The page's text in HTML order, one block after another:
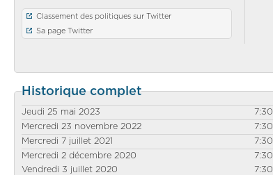
Classement des politiques sur Twitter
Sa page Twitter
Historique complet
Jeudi 25 mai 2023 7:30
Mercredi 23 novembre 2022
7:30
Mercredi 7 juillet 2021
7:30
Mercredi 2 décembre 2020
7:30
Vendredi 3 juillet 2020
7:30